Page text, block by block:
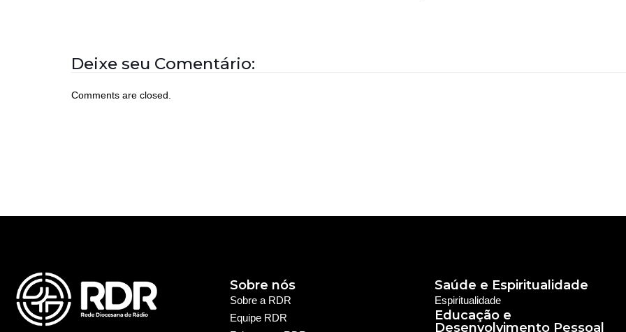
Deixe seu Comentário:
Comments are closed.
Sobre a RDR
Equipe RDR
Sobre nós Saúde e Espiritualidade
Espiritualidade
Educação e
Desenvolvimento Pessoal